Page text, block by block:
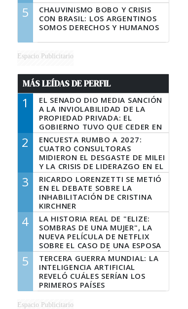
5
CHAUVINISMO BOBO Y CRISIS
CON BRASIL: LOS ARGENTINOS
SOMOS DERECHOS Y HUMANOS
Espacio Publicitario
MÁS LEÍDAS DE PERFIL
1
EL SENADO DIO MEDIA SANCIÓN
A LA INVIOLABILIDAD DE LA
PROPIEDAD PRIVADA: EL
GOBIERNO TUVO QUE CEDER EN
LA LEY DEL MANEJO DEL FUEGO
2
ENCUESTA RUMBO A 2027:
CUATRO CONSULTORAS
MIDIERON EL DESGASTE DE MILEI
Y LA CRISIS DE LIDERAZGO EN EL
PERONISMO
3
RICARDO LORENZETTI SE METIÓ
EN EL DEBATE SOBRE LA
INHABILITACIÓN DE CRISTINA
KIRCHNER
4
LA HISTORIA REAL DE "ELIZE:
SOMBRAS DE UNA MUJER", LA
NUEVA PELÍCULA DE NETFLIX
SOBRE EL CASO DE UNA ESPOSA
QUE DESCUARTIZÓ A SU
MARIDO
5
TERCERA GUERRA MUNDIAL: LA
INTELIGENCIA ARTIFICIAL
REVELÓ CUÁLES SERÍAN LOS
PRIMEROS PAÍSES
LATINOAMERICANOS EN SER
DERROTADOS
Espacio Publicitario